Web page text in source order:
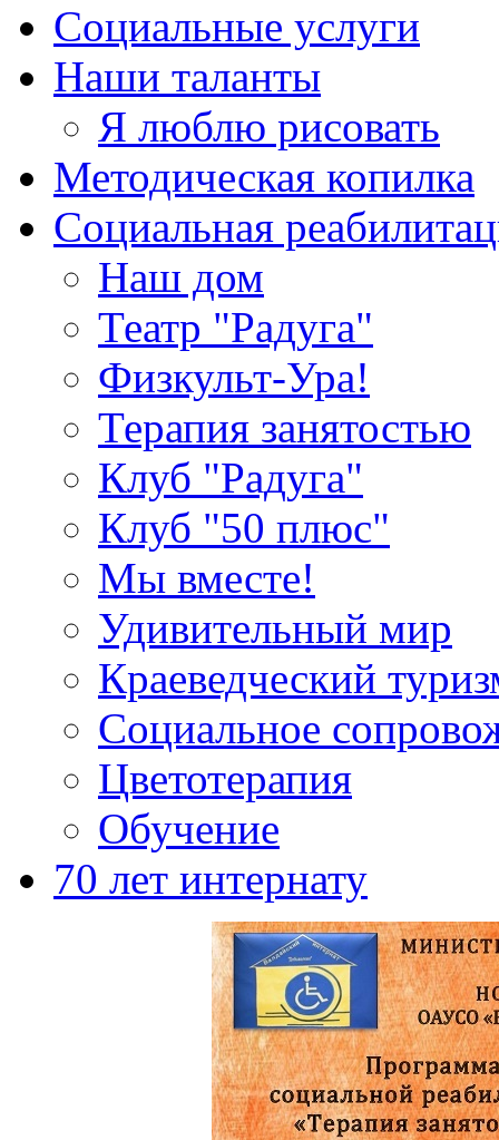
Социальные услуги
Наши таланты
Я люблю рисовать
Методическая копилка
Социальная
Наш дом
Театр "Радуга"
Физкульт-Ура!
Терапия занятостью
Клуб "Радуга"
Клуб "50 плюс"
Мы вместе!
Удивительный мир
Краеведческий
Социальное
Цветотерапия
Обучение
70 лет интернату